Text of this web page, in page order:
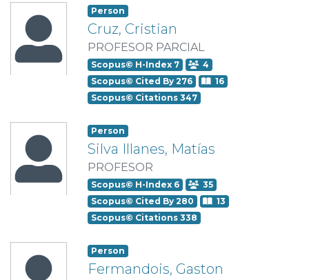
Person
Cruz, Cristian
PROFESOR PARCIAL
Scopus© H-Index 7
4
Scopus© Cited By 276
16
Scopus© Citations 347
Person
Silva Illanes, Matías
PROFESOR
Scopus© H-Index 6
35
Scopus© Cited By 280
13
Scopus© Citations 338
Person
Fermandois, Gaston